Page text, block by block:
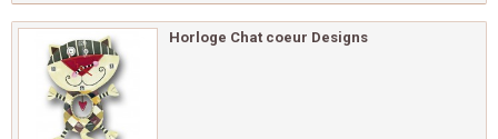
Horloge Chat coeur Designs